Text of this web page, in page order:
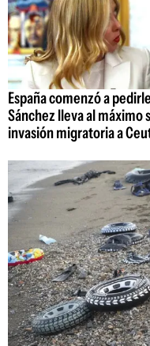
España comenzó a
Sánchez lleva al máximo
invasión migratoria a